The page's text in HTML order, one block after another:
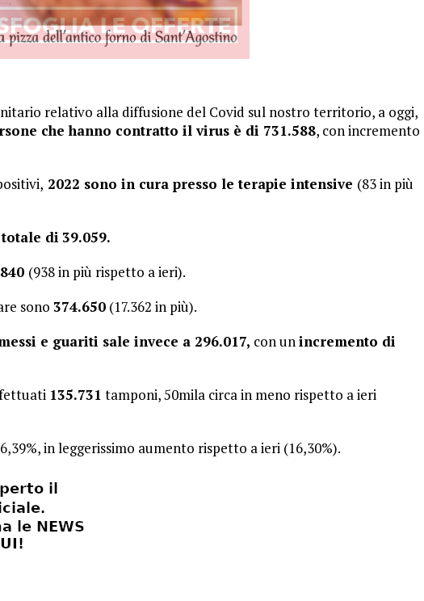
relativo alla diffusione del Covid sul nostro territorio, a oggi,
che hanno contratto il virus è di 731.588, con incremento
2022 sono in cura presso le terapie intensive (83 in più
totale di 39.059.
(938 in più rispetto a ieri).
sono 374.650 (17.362 in più).
e guariti sale invece a 296.017, con unincremento di
135.731 tamponi, 50mila circa in meno rispetto a ieri
in leggerissimo aumento rispetto a ieri (16,30%).